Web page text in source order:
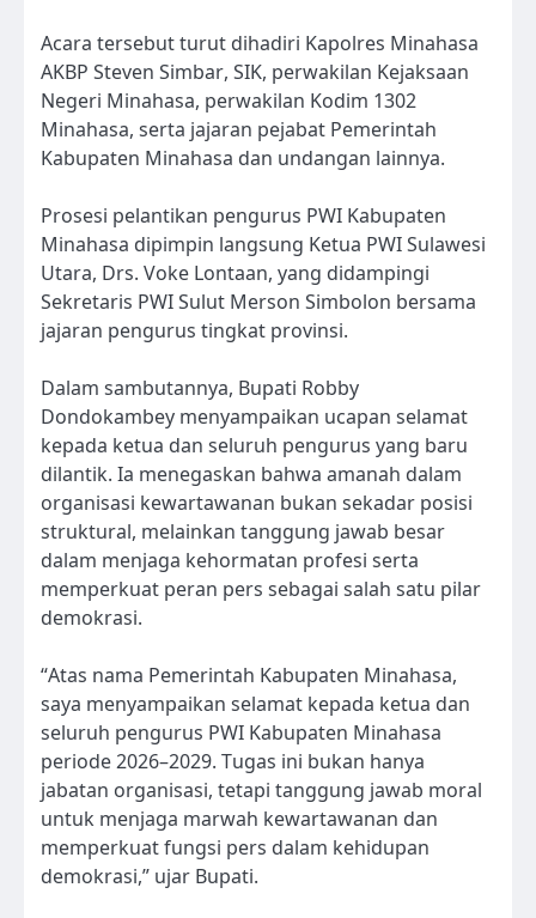
Acara tersebut turut dihadiri Kapolres Minahasa
AKBP Steven Simbar, SIK, perwakilan Kejaksaan
Negeri Minahasa, perwakilan Kodim 1302
Minahasa, serta jajaran pejabat Pemerintah
Kabupaten Minahasa dan undangan lainnya.
Prosesi pelantikan pengurus PWI Kabupaten
Minahasa dipimpin langsung Ketua PWI Sulawesi
Utara, Drs. Voke Lontaan, yang didampingi
Sekretaris PWI Sulut Merson Simbolon bersama
jajaran pengurus tingkat provinsi.
Dalam sambutannya, Bupati Robby
Dondokambey menyampaikan ucapan selamat
kepada ketua dan seluruh pengurus yang baru
dilantik. Ia menegaskan bahwa amanah dalam
organisasi kewartawanan bukan sekadar posisi
struktural, melainkan tanggung jawab besar
dalam menjaga kehormatan profesi serta
memperkuat peran pers sebagai salah satu pilar
demokrasi.
“Atas nama Pemerintah Kabupaten Minahasa,
saya menyampaikan selamat kepada ketua dan
seluruh pengurus PWI Kabupaten Minahasa
periode 2026–2029. Tugas ini bukan hanya
jabatan organisasi, tetapi tanggung jawab moral
untuk menjaga marwah kewartawanan dan
memperkuat fungsi pers dalam kehidupan
demokrasi,” ujar Bupati.